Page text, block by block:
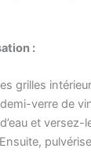
:
grilles
verre de
et versez-